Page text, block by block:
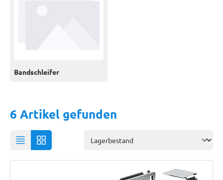
Bandschleifer
6 Artikel gefunden